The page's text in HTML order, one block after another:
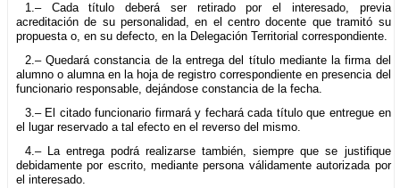
1.– Cada título deberá ser retirado por el interesado, previa
acreditación de su personalidad, en el centro docente que tramitó su
propuesta o, en su defecto, en la Delegación Territorial correspondiente.
2.– Quedará constancia de la entrega del título mediante la firma del
alumno o alumna en la hoja de registro correspondiente en presencia del
funcionario responsable, dejándose constancia de la fecha.
3.– El citado funcionario firmará y fechará cada título que entregue en
el lugar reservado a tal efecto en el reverso del mismo.
4.– La entrega podrá realizarse también, siempre que se justifique
debidamente por escrito, mediante persona válidamente autorizada por
el interesado.